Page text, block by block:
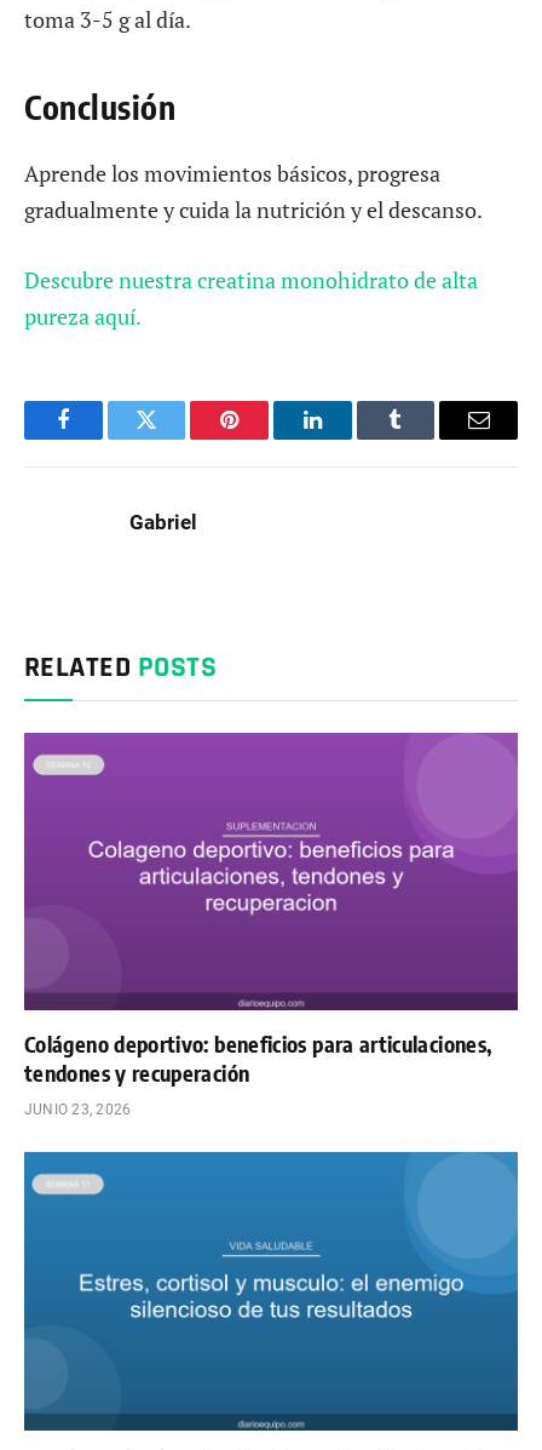
toma 3-5 g al día.
Conclusión
Aprende los movimientos básicos, progresa
gradualmente y cuida la nutrición y el descanso.
Descubre nuestra creatina monohidrato de alta
pureza aquí.
FacebookTwitter Pinterest LinkedInTumblr Email
Gabriel
RELATED POSTS
Colágeno deportivo: beneficios para articulaciones,
tendones y recuperación
JUNIO 23, 2026